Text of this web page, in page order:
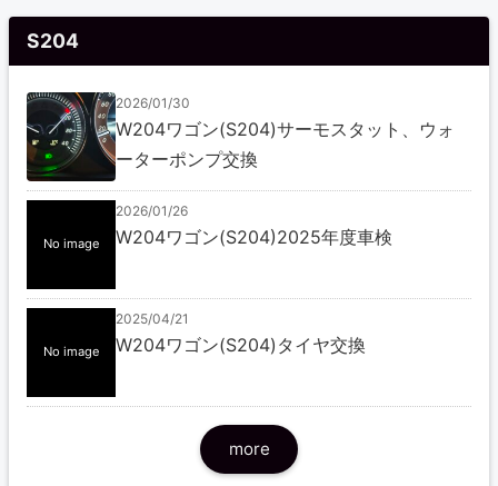
S204
2026/01/30
W204ワゴン(S204)サーモスタット、ウォ
ーターポンプ交換
No image
2026/01/26
W204ワゴン(S204)2025年度車検
No image
2025/04/21
W204ワゴン(S204)タイヤ交換
more